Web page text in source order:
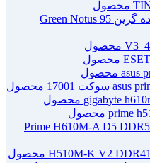
فن و هیت سینک پردازنده گرین Green Notus 95
1 محصول
1 محصول